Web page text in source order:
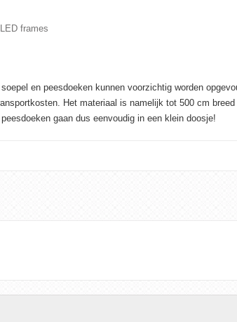
LED frames
en peesdoeken kunnen voorzichtig worden
Het materiaal is namelijk tot 500 cm breed
gaan dus eenvoudig in een klein doosje!